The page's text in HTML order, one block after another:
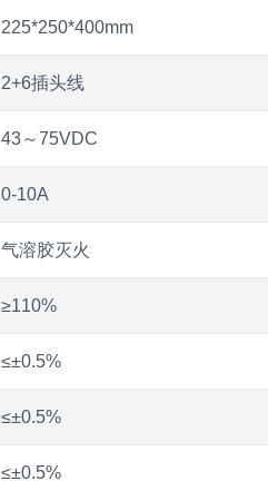
225*250*400mm
2+6插头线
43～75VDC
0-10A
气溶胶灭火
≥110%
≤±0.5%
≤±0.5%
≤±0.5%